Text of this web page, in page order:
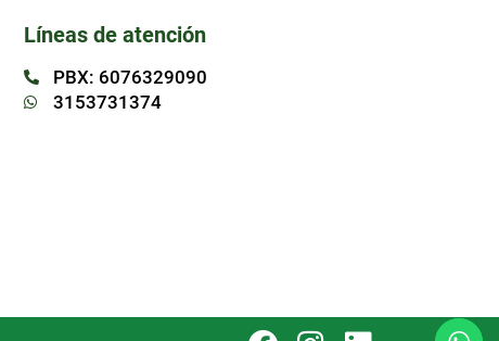
Líneas de atención
PBX: 6076329090
3153731374